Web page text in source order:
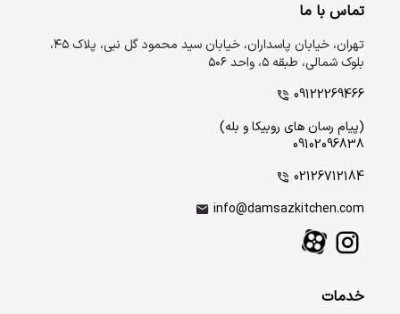
تماس با ما
تهران، خیابان پاسداران، خیابان سید محمود گل نبی، پلاک ۴۵،
بلوک شمالی، طبقه ۵، واحد ۵۰۶
09122269466
(پیام رسان های روبیکا و بله)
09102096838
02126712184
info@damsazkitchen.com
خدمات